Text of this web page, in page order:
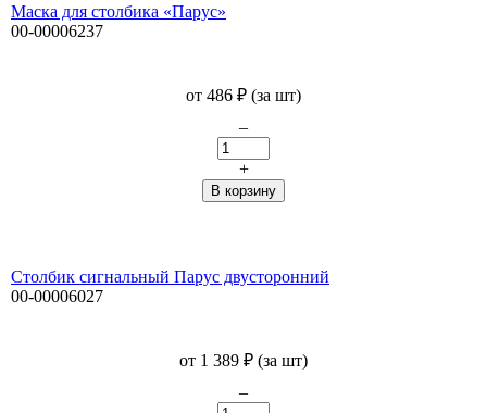
Маска для столбика «Парус»
00-00006237
от 486 ₽ (за шт)
–
+
Столбик сигнальный Парус двусторонний
00-00006027
от 1 389 ₽ (за шт)
–